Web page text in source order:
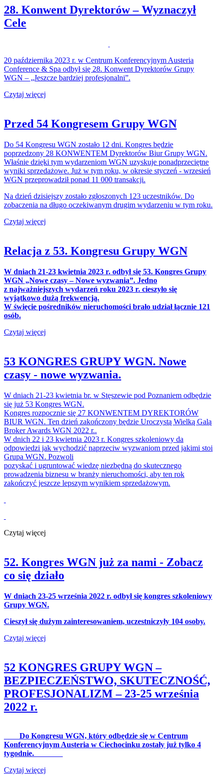
28. Konwent Dyrektorów – Wyznaczył
Cele
20 października 2023 r. w Centrum Konferencyjnym Austeria
Conference & Spa odbył się 28. Konwent Dyrektorów Grupy
WGN – „Jeszcze bardziej profesjonalni”.
Czytaj więcej
Przed 54 Kongresem Grupy WGN
Do 54 Kongresu WGN zostało 12 dni. Kongres będzie
poprzedzony 28 KONWENTEM Dyrektorów Biur Grupy WGN.
Właśnie dzięki tym wydarzeniom WGN uzyskuje ponadprzeciętne
wyniki sprzedażowe. Już w tym roku, w okresie styczeń - wrzesień
WGN przeprowadził ponad 11 000 transakcji.
Na dzień dzisiejszy zostało zgłoszonych 123 uczestników. Do
zobaczenia na długo oczekiwanym drugim wydarzeniu w tym roku.
Czytaj więcej
Relacja z 53. Kongresu Grupy WGN
W dniach 21-23 kwietnia 2023 r. odbył się 53. Kongres Grupy
WGN „Nowe czasy – Nowe wyzwania”. Jedno
z najważniejszych wydarzeń roku 2023 r. cieszyło się
wyjątkowo dużą frekwencją.
W święcie pośredników nieruchomości brało udział łącznie 121
osób.
Czytaj więcej
53 KONGRES GRUPY WGN. Nowe
czasy - nowe wyzwania.
W dniach 21-23 kwietnia br. w Stęszewie pod Poznaniem odbędzie
się już 53 Kongres WGN.
Kongres rozpocznie się 27 KONWENTEM DYREKTORÓW
BIUR WGN. Ten dzień zakończony będzie Uroczystą Wielką Galą
Broker Awards WGN 2022 r..
W dnich 22 i 23 kwietnia 2023 r. Kongres szkoleniowy da
odpowiedzi jak wychodzić naprzeciw wyzwaniom przed jakimi stoi
Grupa WGN. Pozwoli
pozyskać i ugruntować wiedzę niezbędną do skutecznego
prowadzenia biznesu w branży nieruchomości, aby ten rok
zakończyć jeszcze lepszym wynikiem sprzedażowym.
Czytaj więcej
52. Kongres WGN już za nami - Zobacz
co się działo
W dniach 23-25 września 2022 r. odbył się kongres szkoleniowy
Grupy WGN.
Cieszył się dużym zainteresowaniem, uczestniczyły 104 osoby.
Czytaj więcej
52 KONGRES GRUPY WGN –
BEZPIECZEŃSTWO, SKUTECZNOŚĆ,
PROFESJONALIZM – 23-25 września
2022 r.
Do Kongresu WGN, który odbędzie się w Centrum
Konferencyjnym Austeria w Ciechocinku zostały już tylko 4
tygodnie.
Czytaj więcej